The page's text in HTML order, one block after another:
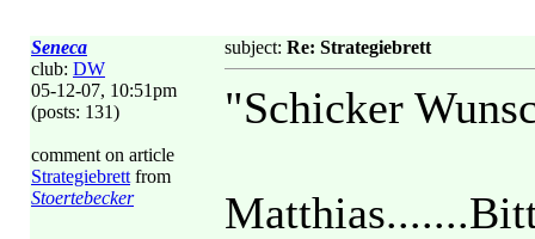
Seneca
club: DW
05-12-07, 10:51pm
(posts: 131)
comment on article
Strategiebrett from
Stoertebecker
subject: Re: Strategiebrett
"Schicker